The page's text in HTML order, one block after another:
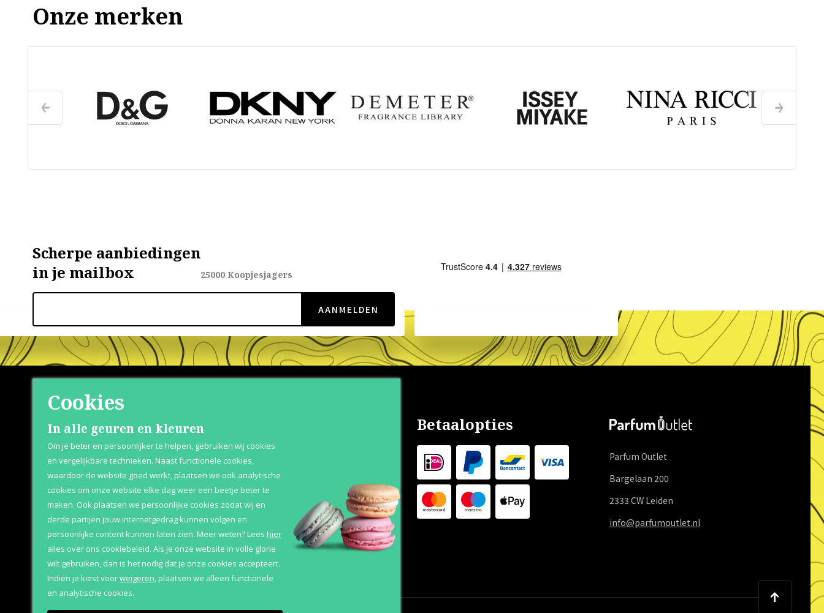
Onze merken
Scherpe aanbiedingen
in je mailbox
25000 Koopjesjagers
AANMELDEN
Shop
Herenparfum
Damesparfum
Merken
Geschenksets
Aanbiedingen
Retourneren
Bezorging & Levertijd
Over Parfum Outlet
Betaalopties
Betaalopties
Parfum Outlet
Bargelaan 200
2333 CW Leiden
info@parfumoutlet.nl
Cookies
In alle geuren en kleuren
Om je beter en persoonlijker te helpen, gebruiken wij cookies
en vergelijkbare technieken. Naast functionele cookies,
waardoor de website goed werkt, plaatsen we ook analytische
cookies om onze website elke dag weer een beetje beter te
maken. Ook plaatsen we persoonlijke cookies zodat wij en
derde partijen jouw internetgedrag kunnen volgen en
persoonlijke content kunnen laten zien. Meer weten?Lees hier
alles over ons cookiebeleid. Als je onze website in volle glorie
wilt gebruiken, dan is het nodig dat je onze cookies accepteert.
Indien je kiest voorweigeren,plaatsen we alleen functionele
en analytische cookies.